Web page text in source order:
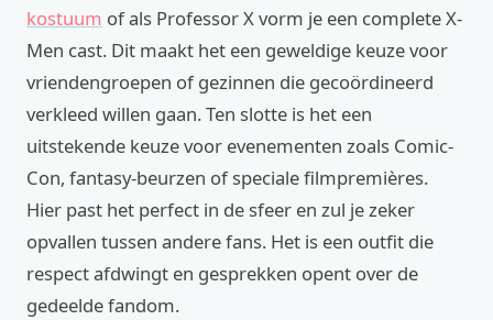
kostuum of als Professor X vorm je een complete X-
Men cast. Dit maakt het een geweldige keuze voor
vriendengroepen of gezinnen die gecoördineerd
verkleed willen gaan. Ten slotte is het een
uitstekende keuze voor evenementen zoals Comic-
Con, fantasy-beurzen of speciale filmpremières.
Hier past het perfect in de sfeer en zul je zeker
opvallen tussen andere fans. Het is een outfit die
respect afdwingt en gesprekken opent over de
gedeelde fandom.